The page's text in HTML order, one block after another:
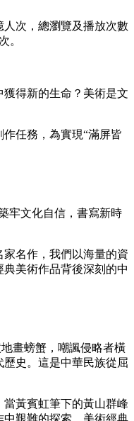
次，總瀏覽及播放次數
。
得新的生命？美術是文
任務，為實現“滿屏皆
牢文化自信，書寫新時
名作，我們以海量的資
美術作品背後深刻的中
畫螃蟹，嘲諷侵略者橫
史。這是中華民族從屈
黃賓虹筆下的黃山群峰
艱難的探索。美術經典